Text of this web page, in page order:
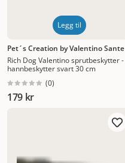
Legg til
Pet´s Creation by Valentino Sante
Rich Dog Valentino sprutbeskytter -
hannbeskytter svart 30 cm
(0)
179 kr